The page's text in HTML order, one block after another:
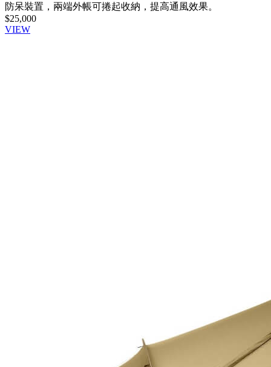
防呆裝置，兩端外帳可捲起收納，提高通風效果。
$25,000
VIEW